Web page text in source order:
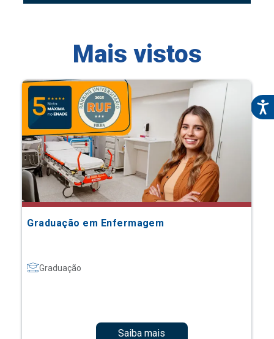
Mais vistos
Graduação em Enfermagem
Graduação
Saiba mais